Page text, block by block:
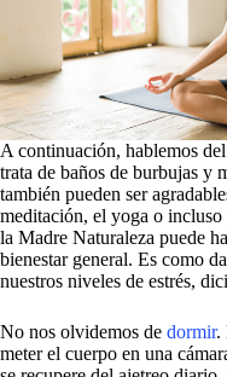
A continuación, hablemos
trata de baños de burbujas y
también pueden ser
meditación, el yoga o
la Madre Naturaleza puede
bienestar general. Es como
nuestros niveles de estrés,
No nos olvidemos de dormir.
meter el cuerpo en una